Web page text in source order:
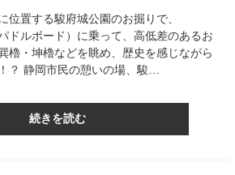
位置する駿府城公園のお掘りで、
ドルボード）に乗って、高低差のあるお
櫓・坤櫓などを眺め、歴史を感じながら
？ 静岡市民の憩いの場、駿…
続きを読む